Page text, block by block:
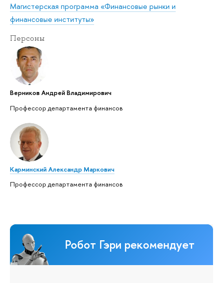
Магистерская программа «Финансовые рынки и
финансовые институты»
Персоны
Верников Андрей Владимирович
Профессор департамента финансов
Карминский Александр Маркович
Профессор департамента финансов
Робот Гэри рекомендует